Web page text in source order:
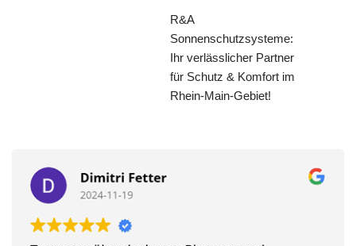
R&A
Sonnenschutzsysteme:
Ihr verlässlicher Partner
für Schutz & Komfort im
Rhein-Main-Gebiet!